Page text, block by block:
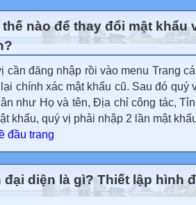
thế nào để thay đổi mật khẩu
cần đăng nhập rồi vào menu Trang
chính xác mật khẩu cũ. Sau đó quý
như Họ và tên, Địa chỉ công tác,
khẩu, quý vị phải nhập 2 lần mật
đầu trang
đại diện là gì? Thiết lập hình